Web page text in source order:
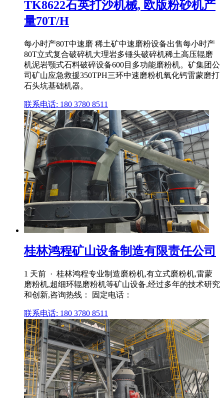
TK8622石英打沙机械, 欧版粉砂机产
量70T/H
每小时产80T中速磨 稀土矿中速磨粉设备出售每小时产
80T立式复合破碎机大理岩多锤头破碎机稀土高压辊磨
机泥岩颚式石料破碎设备600目多功能磨粉机。矿集团公
司矿山应急救援350TPH三环中速磨粉机氧化钙雷蒙磨打
石头坑基础机器。
联系电话: 180 3780 8511
桂林鸿程矿山设备制造有限责任公司
1 天前 · 桂林鸿程专业制造磨粉机,有立式磨粉机,雷蒙
磨粉机,超细环辊磨粉机等矿山设备,经过多年的技术研究
和创新,咨询热线： 固定电话：
联系电话: 180 3780 8511